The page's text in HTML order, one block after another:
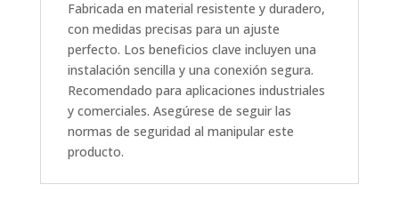
Fabricada en material resistente y duradero,
con medidas precisas para un ajuste
perfecto. Los beneficios clave incluyen una
instalación sencilla y una conexión segura.
Recomendado para aplicaciones industriales
y comerciales. Asegúrese de seguir las
normas de seguridad al manipular este
producto.